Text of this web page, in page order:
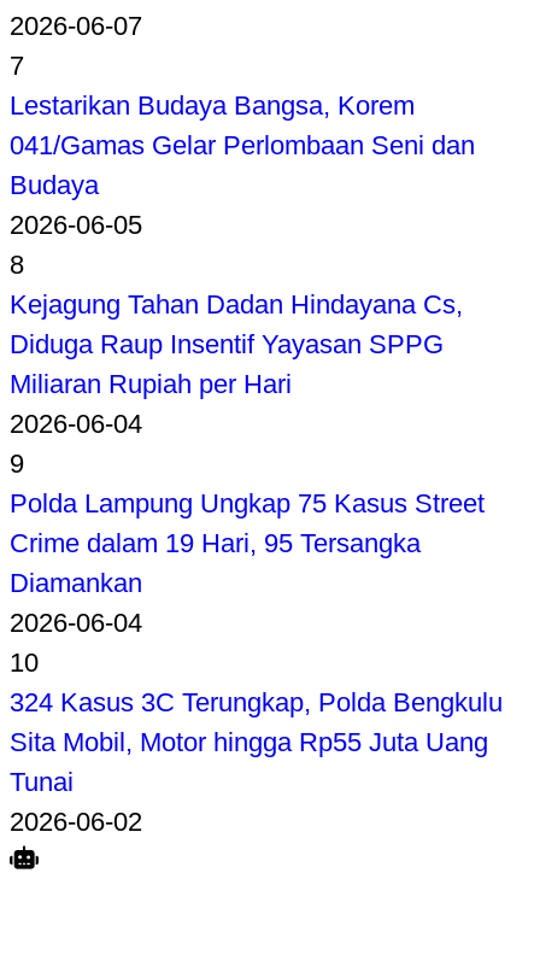
2026-06-07
7
Lestarikan Budaya Bangsa, Korem
041/Gamas Gelar Perlombaan Seni dan
Budaya
2026-06-05
8
Kejagung Tahan Dadan Hindayana Cs,
Diduga Raup Insentif Yayasan SPPG
Miliaran Rupiah per Hari
2026-06-04
9
Polda Lampung Ungkap 75 Kasus Street
Crime dalam 19 Hari, 95 Tersangka
Diamankan
2026-06-04
10
324 Kasus 3C Terungkap, Polda Bengkulu
Sita Mobil, Motor hingga Rp55 Juta Uang
Tunai
2026-06-02